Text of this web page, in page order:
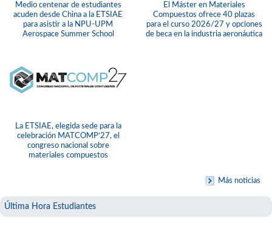
Medio centenar de estudiantes
acuden desde China a la ETSIAE
para asistir a la NPU-UPM
Aerospace Summer School
El Máster en Materiales
Compuestos ofrece 40 plazas
para el curso 2026/27 y opciones
de beca en la industria aeronáutica
La ETSIAE, elegida sede para la
celebración MATCOMP’27, el
congreso nacional sobre
materiales compuestos
Más noticias
Última Hora Estudiantes